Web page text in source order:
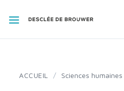
ACCUEIL / Sciences humaines